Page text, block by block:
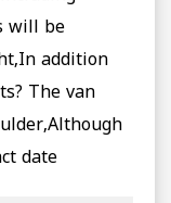
will be
addition
The van
date